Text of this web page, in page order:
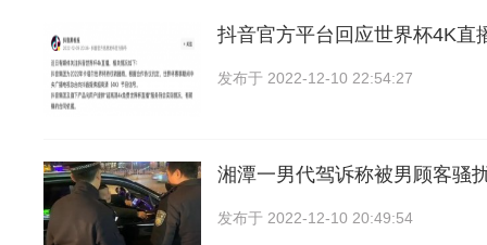
抖音官方平台回应世界杯4K直
发布于 2022-12-10 22:54:27
湘潭一男代驾诉称被男顾客骚
发布于 2022-12-10 20:49:54